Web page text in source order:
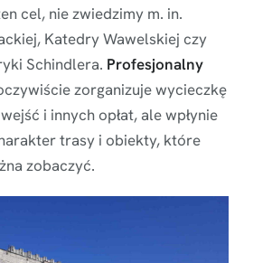
cel, nie zwiedzimy m. in.
Katedry Wawelskiej czy
Schindlera. Profesjonalny
zorganizuje wycieczkę
i innych opłat, ale wpłynie
trasy i obiekty, które
zobaczyć.